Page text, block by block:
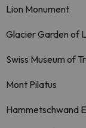
Lion Monument
Glacier Garden of
Swiss Museum of
Mont Pilatus
Hammetschwand